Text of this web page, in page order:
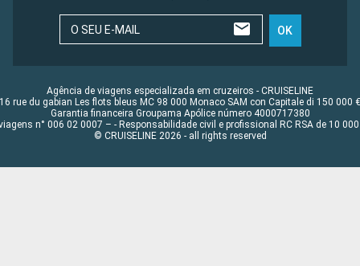
O SEU E-MAIL OK
Agência de viagens especializada em cruzeiros - CRUISELINE
16 rue du gabian Les flots bleus MC 98 000 Monaco SAM con Capitale di 150 000 €
Garantia financeira Groupama Apólice número 4000717380
n° 006 02 0007 – - Responsabilidade civil e profissional RC RSA de 10 000
© CRUISELINE 2026 - all rights reserved